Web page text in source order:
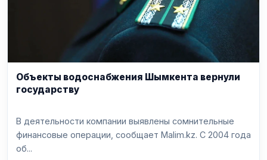
Объекты водоснабжения Шымкента вернули
государству
В деятельности компании выявлены сомнительные
финансовые операции, сообщает Malim.kz. С 2004 года
об...